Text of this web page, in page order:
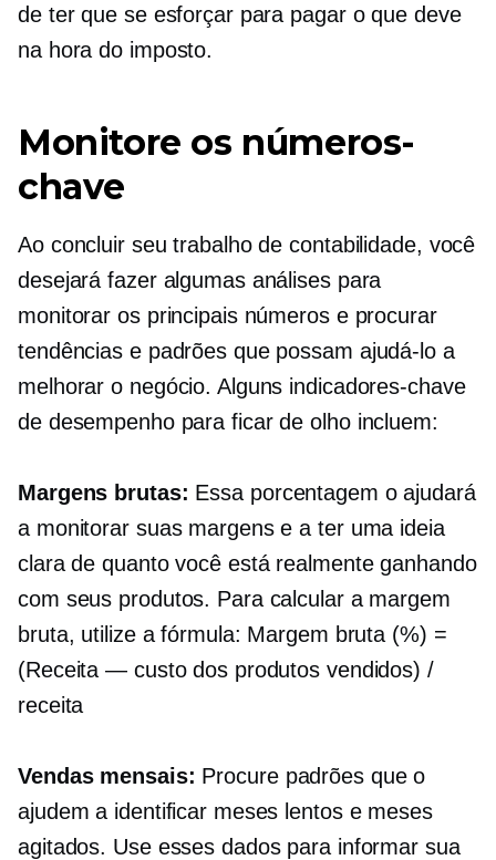
de ter que se esforçar para pagar o que deve
na hora do imposto.
Monitore os números-
chave
Ao concluir seu trabalho de contabilidade, você
desejará fazer algumas análises para
monitorar os principais números e procurar
tendências e padrões que possam ajudá-lo a
melhorar o negócio. Alguns indicadores-chave
de desempenho para ficar de olho incluem:
Margens brutas: Essa porcentagem o ajudará
a monitorar suas margens e a ter uma ideia
clara de quanto você está realmente ganhando
com seus produtos. Para calcular a margem
bruta, utilize a fórmula: Margem bruta (%) =
(Receita — custo dos produtos vendidos) /
receita
Vendas mensais: Procure padrões que o
ajudem a identificar meses lentos e meses
agitados. Use esses dados para informar sua